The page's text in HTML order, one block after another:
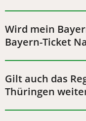
Wird mein
Bayern-Ticket
Gilt auch das
Thüringen